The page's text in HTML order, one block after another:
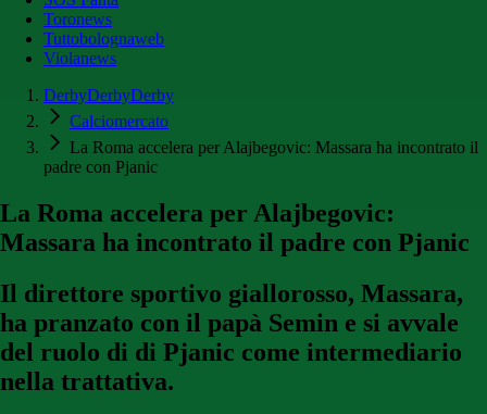
Toronews
Tuttobolognaweb
Violanews
DerbyDerbyDerby
Calciomercato
La Roma accelera per Alajbegovic: Massara ha incontrato il
padre con Pjanic
La Roma accelera per Alajbegovic:
Massara ha incontrato il padre con Pjanic
Il direttore sportivo giallorosso, Massara,
ha pranzato con il papà Semin e si avvale
del ruolo di di Pjanic come intermediario
nella trattativa.